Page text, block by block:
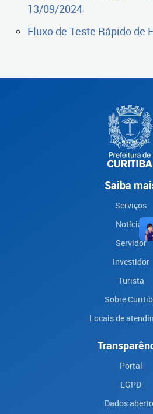
13/09/2024
Fluxo de Teste Rápido de
Saiba
Serviços
Notícias
Servidor
Investidor
Turista
Sobre
Locais de
Portal
LGPD
Dados